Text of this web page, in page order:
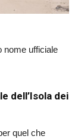
nome ufficiale
dell’Isola dei
quel che